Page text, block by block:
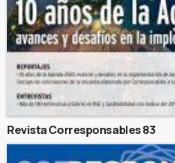
Revista Corresponsables 83